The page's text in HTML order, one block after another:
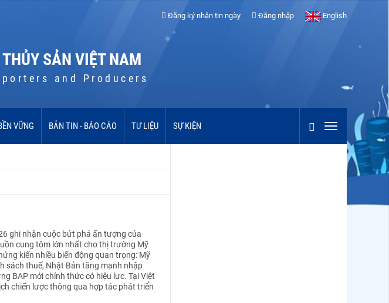
Đăng ký nhận tin ngày Đăng nhập English
SẢN VIỆT NAM
and Producers
VỮNG BẢN TIN - BÁO CÁO TƯ LIỆU SỰ KIỆN
ghi nhận cuộc bứt phá ấn tượng của
cung tôm lớn nhất cho thị trường Mỹ
kiến nhiều biến động quan trọng: Mỹ
sách thuế, Nhật Bản tăng mạnh nhập
BAP mới chính thức có hiệu lực. Tại Việt
chiến lược thông qua hợp tác phát triển